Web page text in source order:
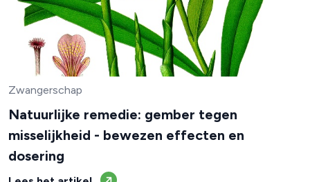
Zwangerschap
Natuurlijke remedie: gember tegen
misselijkheid - bewezen effecten en
dosering